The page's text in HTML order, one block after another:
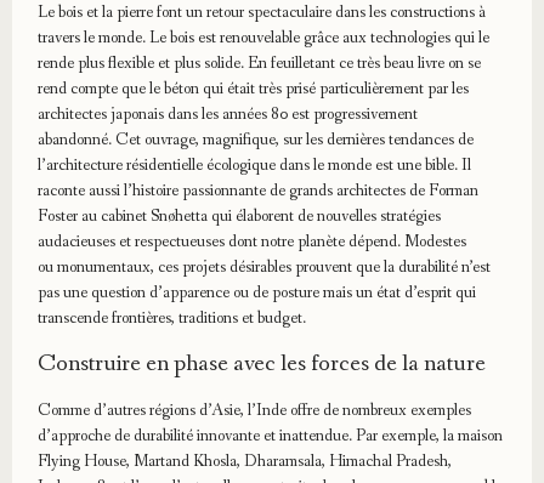
Le bois et la pierre font un retour spectaculaire dans les constructions à
travers le monde. Le bois est renouvelable grâce aux technologies qui le
rende plus flexible et plus solide. En feuilletant ce très beau livre on se
rend compte que le béton qui était très prisé particulièrement par les
architectes japonais dans les années 80 est progressivement
abandonné. Cet ouvrage, magnifique, sur les dernières tendances de
l’architecture résidentielle écologique dans le monde est une bible. Il
raconte aussi l’histoire passionnante de grands architectes de Forman
Foster au cabinet Snøhetta qui élaborent de nouvelles stratégies
audacieuses et respectueuses dont notre planète dépend. Modestes
ou monumentaux, ces projets désirables prouvent que la durabilité n’est
pas une question d’apparence ou de posture mais un état d’esprit qui
transcende frontières, traditions et budget.
Construire en phase avec les forces de la nature
Comme d’autres régions d’Asie, l’Inde offre de nombreux exemples
d’approche de durabilité innovante et inattendue. Par exemple, la maison
Flying House, Martand Khosla, Dharamsala, Himachal Pradesh,